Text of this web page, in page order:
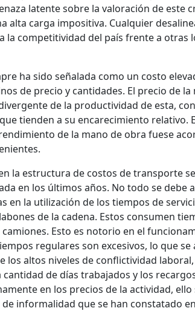
latente sobre la valoración de este
alta carga impositiva. Cualquier
la competitividad del país frente a otras
ha sido señalada como un costo
de precio y cantidades. El precio de la
de la productividad de esta,
tienden a su encarecimiento relativo.
de la mano de obra fuese
la estructura de costos de transporte
en los últimos años. No todo se debe
en la utilización de los tiempos de
de la cadena. Estos consumen
Esto es notorio en el
regulares son excesivos, lo que se
los altos niveles de conflictividad
de días trabajados y los
en los precios de la actividad, ello
informalidad que se han constatado